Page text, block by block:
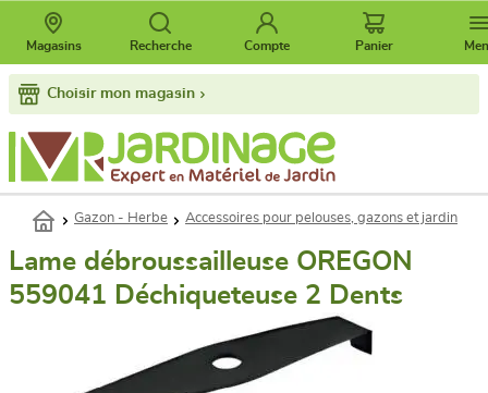
Choisir mon magasin
Magasins Recherche Compte Panier
Gazon - Herbe Accessoires pour pelouses, gazons et jardin
Lame débroussailleuse OREGON
559041 Déchiqueteuse 2 Dents